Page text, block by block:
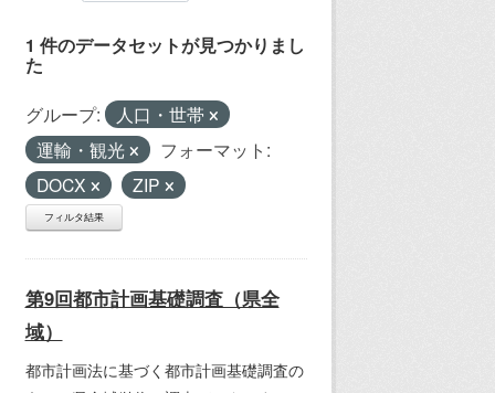
1 件のデータセットが見つかりまし
た
グループ:
人口・世帯
運輸・観光
フォーマット:
DOCX
ZIP
フィルタ結果
第9回都市計画基礎調査（県全
域）
都市計画法に基づく都市計画基礎調査の